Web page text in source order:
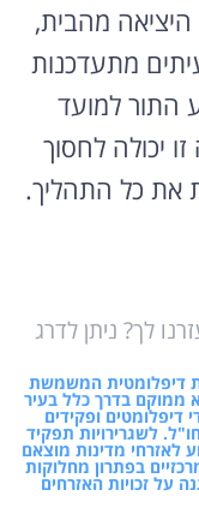
מהבית,
מתעדכנות
התור למועד
יכולה לחסוך
את כל התהליך.
לך? ניתן לדרג
דיפלומטית המשמשת
ממוקם בדרך כלל בעיר
ופקידים
לשגרירויות תפקיד
לאזרחי מדינות מוצאם
בפתרון מחלוקות
על זכויות האזרחים